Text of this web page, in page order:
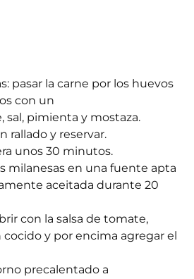
pasar la carne por los huevos
con un
sal, pimienta y mostaza.
rallado y reservar.
unos 30 minutos.
milanesas en una fuente apta
aceitada durante 20
con la salsa de tomate,
cocido y por encima agregar el
precalentado a